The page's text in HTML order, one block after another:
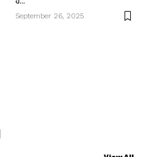
September 26, 2025